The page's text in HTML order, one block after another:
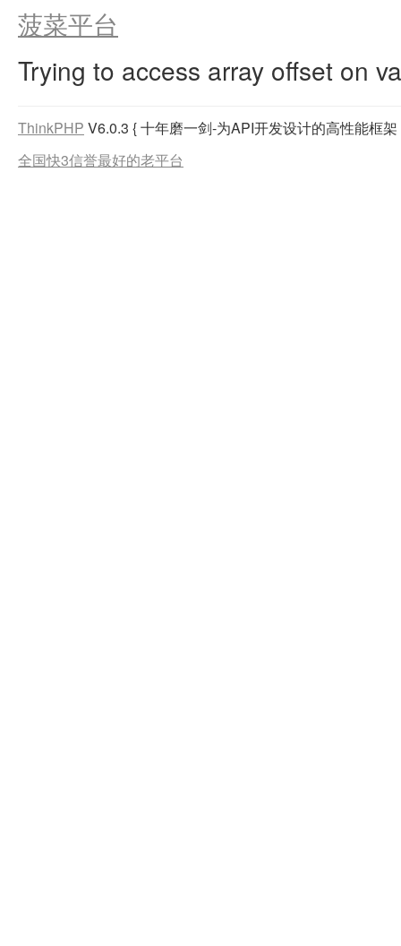
菠菜平台
Trying to access array offset on
ThinkPHP V6.0.3 { 十年磨一剑-为API开发设计的高性能框架
全国快3信誉最好的老平台